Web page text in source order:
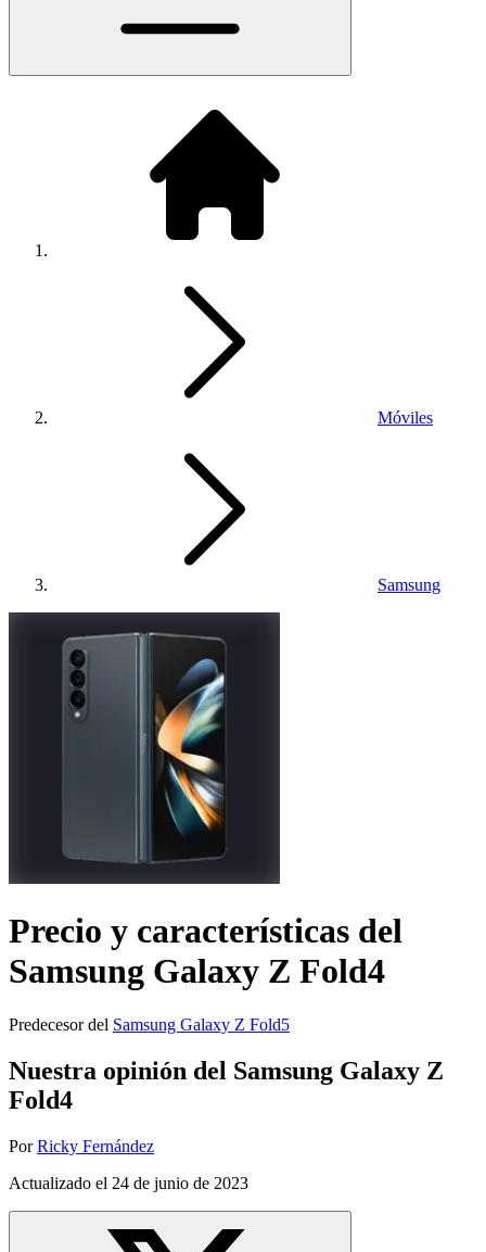
Móviles
Samsung
Precio y características del
Samsung Galaxy Z Fold4
Predecesor del Samsung Galaxy Z Fold5
Nuestra opinión del Samsung Galaxy Z
Fold4
Por Ricky Fernández
Actualizado el 24 de junio de 2023